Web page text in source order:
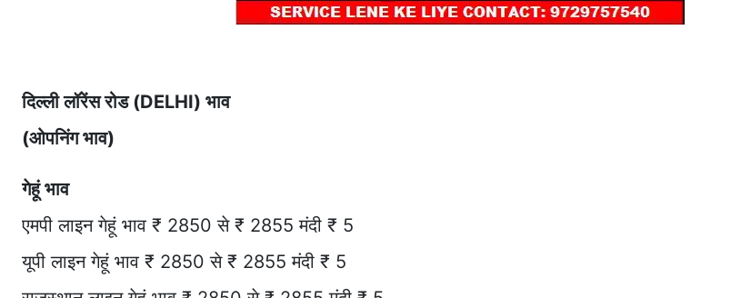
दिल्ली लॉरेंस रोड (DELHI) भाव
(ओपनिंग भाव)
गेहूं भाव
एमपी लाइन गेहूं भाव ₹ 2850 से ₹ 2855 मंदी ₹ 5
यूपी लाइन गेहूं भाव ₹ 2850 से ₹ 2855 मंदी ₹ 5